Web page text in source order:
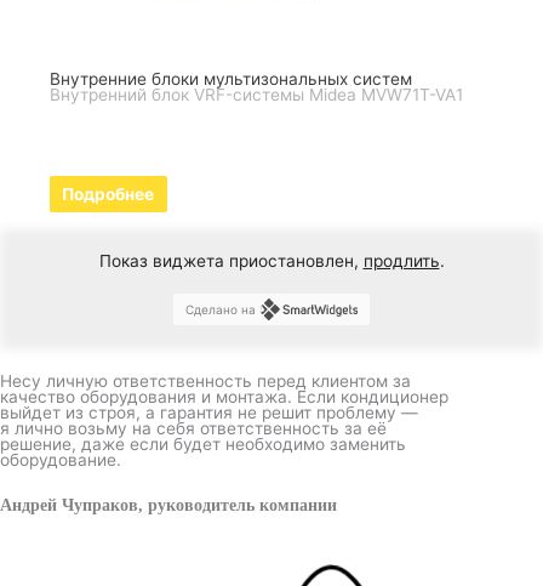
Внутренние блоки мультизональных систем
Внутренний блок VRF-системы Midea MVW71T-VA1
Подробнее
Показ виджета приостановлен, продлить.
Сделано на
Несу личную ответственность перед клиентом за
качество оборудования и монтажа. Если кондиционер
выйдет из строя, а гарантия не решит проблему —
я лично возьму на себя ответственность за её
решение, даже если будет необходимо заменить
оборудование.
Андрей Чупраков, руководитель компании